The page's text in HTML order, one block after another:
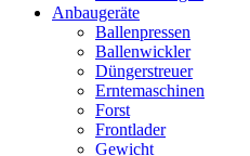
Anbaugeräte
Ballenpressen
Ballenwickler
Düngerstreuer
Erntemaschinen
Forst
Frontlader
Gewicht